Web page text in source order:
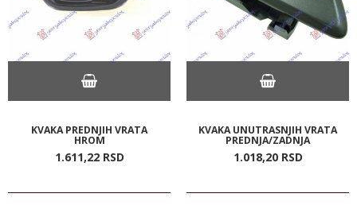
KVAKA PREDNJIH VRATA
HROM
1.611,22 RSD
KVAKA UNUTRASNJIH VRATA
PREDNJA/ZADNJA
1.018,20 RSD